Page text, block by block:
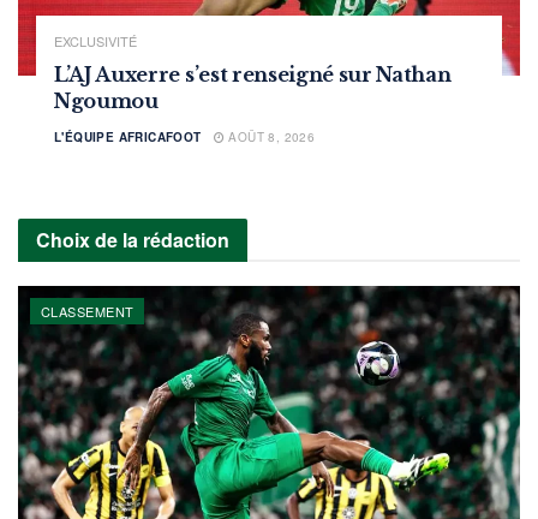
EXCLUSIVITÉ
L’AJ Auxerre s’est renseigné sur Nathan
Ngoumou
L'ÉQUIPE AFRICAFOOT AOÛT 8, 2026
Choix de la rédaction
CLASSEMENT